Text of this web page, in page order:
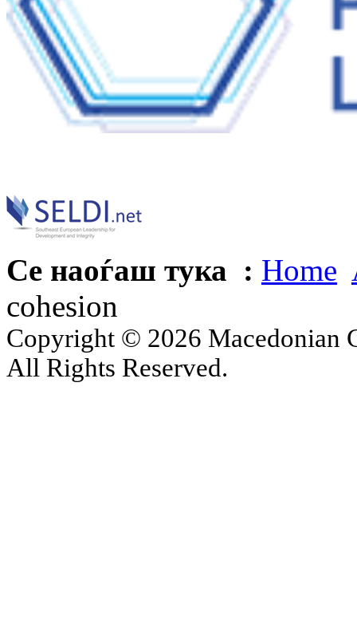
Се наоѓаш тука : Home
cohesion
Copyright © 2026 Macedonian
All Rights Reserved.